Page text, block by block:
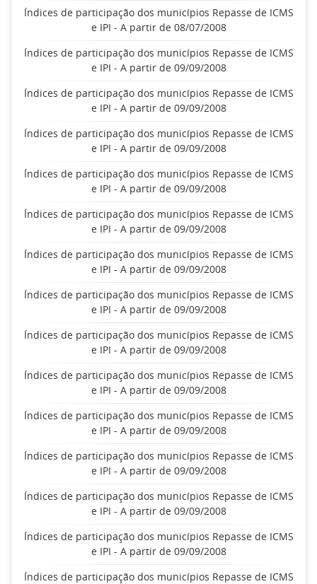
Índices de participação dos municípios Repasse de ICMS
e IPI - A partir de 08/07/2008
Índices de participação dos municípios Repasse de ICMS
e IPI - A partir de 09/09/2008
Índices de participação dos municípios Repasse de ICMS
e IPI - A partir de 09/09/2008
Índices de participação dos municípios Repasse de ICMS
e IPI - A partir de 09/09/2008
Índices de participação dos municípios Repasse de ICMS
e IPI - A partir de 09/09/2008
Índices de participação dos municípios Repasse de ICMS
e IPI - A partir de 09/09/2008
Índices de participação dos municípios Repasse de ICMS
e IPI - A partir de 09/09/2008
Índices de participação dos municípios Repasse de ICMS
e IPI - A partir de 09/09/2008
Índices de participação dos municípios Repasse de ICMS
e IPI - A partir de 09/09/2008
Índices de participação dos municípios Repasse de ICMS
e IPI - A partir de 09/09/2008
Índices de participação dos municípios Repasse de ICMS
e IPI - A partir de 09/09/2008
Índices de participação dos municípios Repasse de ICMS
e IPI - A partir de 09/09/2008
Índices de participação dos municípios Repasse de ICMS
e IPI - A partir de 09/09/2008
Índices de participação dos municípios Repasse de ICMS
e IPI - A partir de 09/09/2008
Índices de participação dos municípios Repasse de ICMS